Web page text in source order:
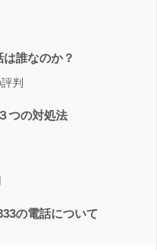
は誰なのか？
判
つの対処法
の電話について